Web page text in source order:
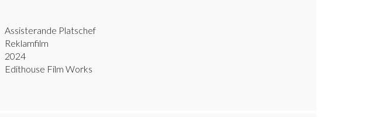
Assisterande Platschef
Reklamfilm
2024
Edithouse Film Works